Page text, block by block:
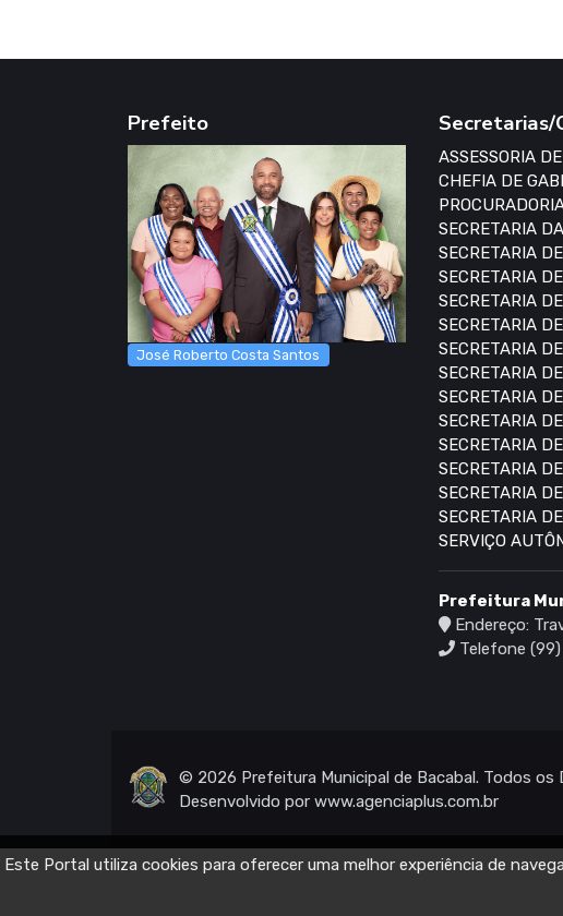
Este Portal utiliza cookies para oferecer uma melhor experiência de
Prefeito
José Roberto Costa Santos
Secretarias/
ASSESSORIA
CHEFIA DE
SECRETARIA
SECRETARIA
SECRETARIA
SECRETARIA
SECRETARIA
SECRETARIA
SECRETARIA
SECRETARIA
SECRETARIA
SECRETARIA
SECRETARIA
SECRETARIA
SECRETARIA
SERVIÇO
Prefeitura
Endereço:
Telefone
© 2026 Prefeitura Municipal de Bacabal. Todos os
Desenvolvido por www.agenciaplus.com.br